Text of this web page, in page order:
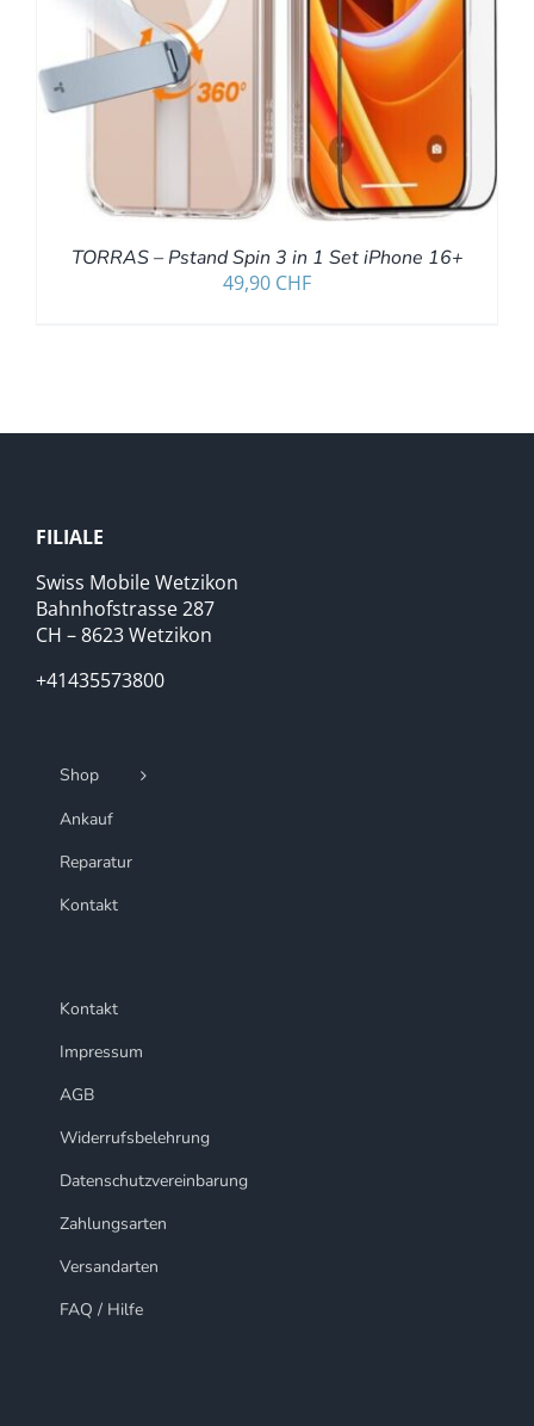
TORRAS – Pstand Spin 3 in 1 Set iPhone 16+
49,90 CHF
FILIALE
Swiss Mobile Wetzikon
Bahnhofstrasse 287
CH – 8623 Wetzikon
+41435573800
Shop
Ankauf
Reparatur
Kontakt
Kontakt
Impressum
AGB
Widerrufsbelehrung
Datenschutzvereinbarung
Zahlungsarten
Versandarten
FAQ / Hilfe